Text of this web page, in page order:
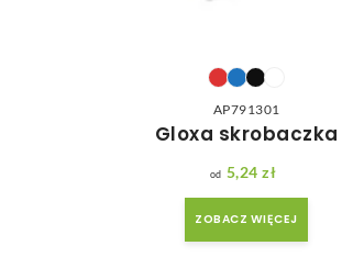
AP791301
Gloxa skrobaczka
5,24 zł
ZOBACZ WIĘCEJ